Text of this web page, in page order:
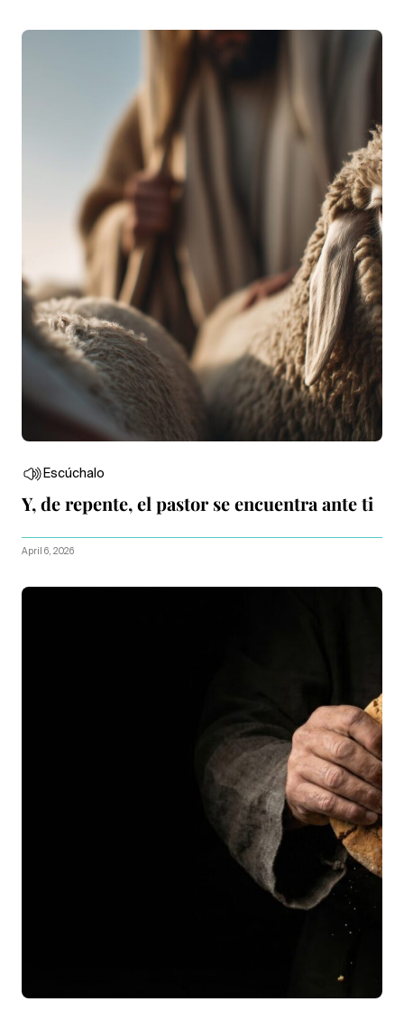
Escúchalo
Y, de repente, el pastor se encuentra ante ti
April 6, 2026